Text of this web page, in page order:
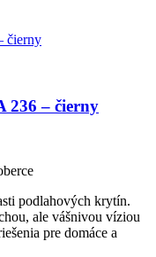
236 – čierny
podlahových krytín.
ale vášnivou víziou
pre domáce a